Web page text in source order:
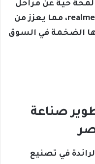
حية عن مراحل
تصنيع هاتفها الجديد realme C85 Pro، مما يعزز من
الضخمة في السوق
صناعة
في تصنيع